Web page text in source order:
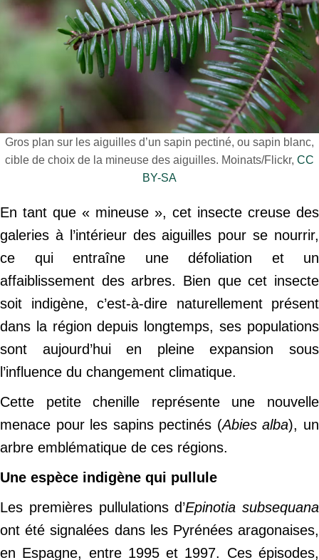
Gros plan sur les aiguilles d’un sapin pectiné, ou sapin blanc,
cible de choix de la mineuse des aiguilles. Moinats/Flickr, CC
BY-SA
En tant que « mineuse », cet insecte creuse des
galeries à l’intérieur des aiguilles pour se nourrir,
ce qui entraîne une défoliation et un
affaiblissement des arbres. Bien que cet insecte
soit indigène, c’est-à-dire naturellement présent
dans la région depuis longtemps, ses populations
sont aujourd’hui en pleine expansion sous
l’influence du changement climatique.
Cette petite chenille représente une nouvelle
menace pour les sapins pectinés (Abies alba), un
arbre emblématique de ces régions.
Une espèce indigène qui pullule
Les premières pullulations d’Epinotia subsequana
ont été signalées dans les Pyrénées aragonaises,
en Espagne, entre 1995 et 1997. Ces épisodes,